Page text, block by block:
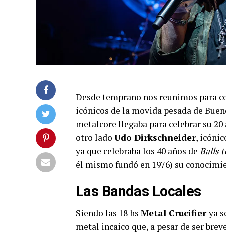
Desde temprano nos reunimos para
icónicos de la movida pesada de
metalcore llegaba para celebrar su
otro lado Udo Dirkschneider,
ya que celebraba los 40 años de Balls
él mismo fundó en 1976) su
Las Bandas Locales
Siendo las 18 hs Metal Crucifierya
metal incaico que, a pesar de ser